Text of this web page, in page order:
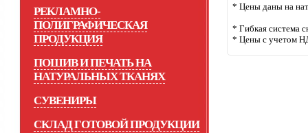
РЕКЛАМНО-
ПОЛИГРАФИЧЕСКАЯ
ПРОДУКЦИЯ
ПОШИВ И ПЕЧАТЬ НА
НАТУРАЛЬНЫХ ТКАНЯХ
СУВЕНИРЫ
СКЛАД ГОТОВОЙ ПРОДУКЦИИ
* Цены даны на
* Гибкая система
* Цены с учетом